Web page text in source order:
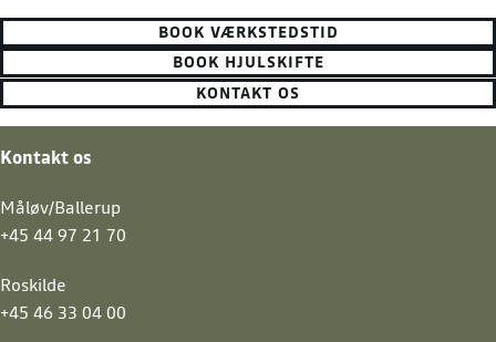
BOOK VÆRKSTEDSTID
BOOK HJULSKIFTE
KONTAKT OS
Kontakt os
Måløv/Ballerup
+45 44 97 21 70
Roskilde
+45 46 33 04 00